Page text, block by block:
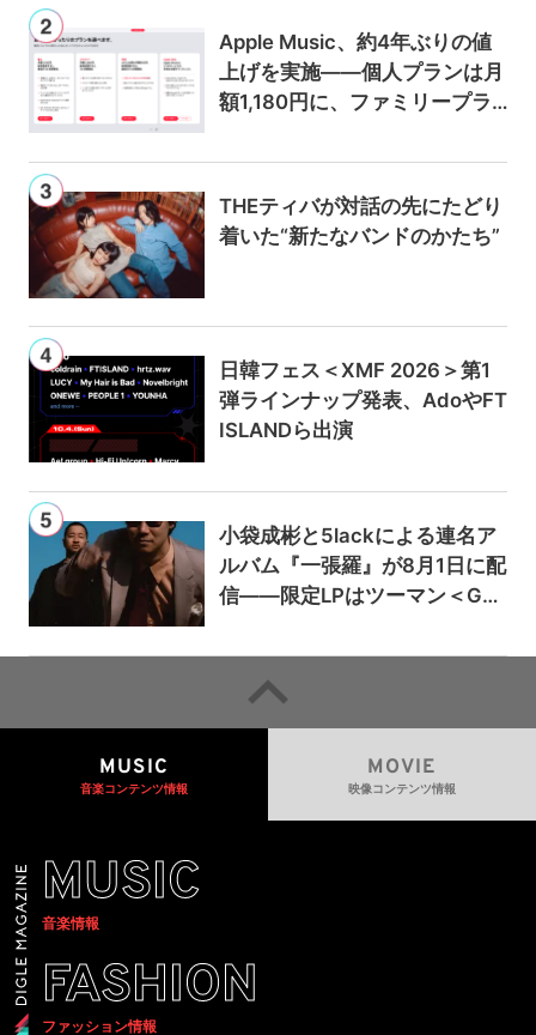
Apple Music、約4年ぶりの値
上げを実施——個人プランは月
額1,180円に、ファミリープラ
THEティバが対話の先にたどり
着いた“新たなバンドのかたち”
日韓フェス＜XMF 2026＞第1
弾ラインナップ発表、AdoやFT
ISLANDら出演
小袋成彬と5lackによる連名ア
ルバム『一張羅』が8月1日に配
信——限定LPはツーマン＜Gai
MUSIC
音楽コンテンツ情報
MOVIE
映像コンテンツ情報
MUSIC
音楽情報
FASHION
ファッション情報